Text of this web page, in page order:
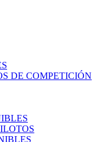
DE COMPETICIÓN